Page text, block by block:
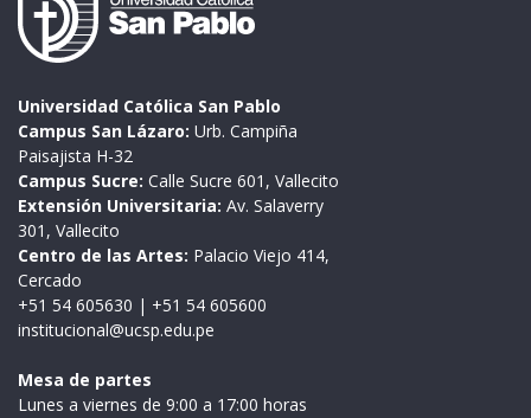
Universidad Católica San Pablo
Campus San Lázaro: Urb. Campiña
Paisajista H-32
Campus Sucre: Calle Sucre 601, Vallecito
Extensión Universitaria: Av. Salaverry
301, Vallecito
Centro de las Artes: Palacio Viejo 414,
Cercado
+51 54 605630 | +51 54 605600
institucional@ucsp.edu.pe
Mesa de partes
Lunes a viernes de 9:00 a 17:00 horas